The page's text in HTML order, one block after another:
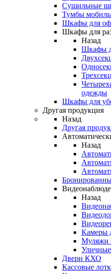
Сушильные
Тумбы
Шкафы для
Шкафы для
Назад
Шкафы
одежды
Шкафы для
Другая продукция
Назад
Другая
Назад
Назад
Камеры
Муляжи
Двери КХО
Кассовые